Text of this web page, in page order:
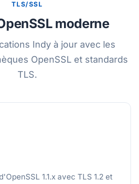
TLS/SSL
moderne
Indy à jour avec les
OpenSSL et standards
TLS.
1.1.x avec TLS 1.2 et